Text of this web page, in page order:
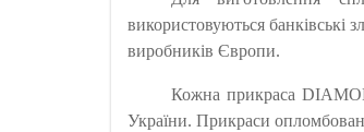
використовуються банківські
виробників Європи.
Кожна прикраса
України. Прикраси